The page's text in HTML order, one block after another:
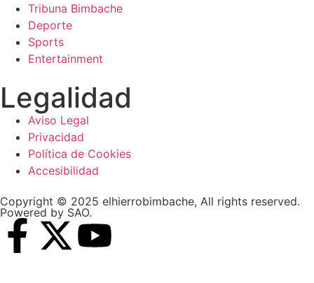
Tribuna Bimbache
Deporte
Sports
Entertainment
Legalidad
Aviso Legal
Privacidad
Política de Cookies
Accesibilidad
Copyright © 2025 elhierrobimbache, All rights reserved.
Powered by SAO.